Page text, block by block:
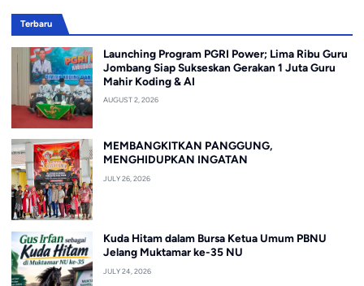
Terbaru
Launching Program PGRI Power; Lima Ribu Guru
Jombang Siap Sukseskan Gerakan 1 Juta Guru
Mahir Koding & AI
AUGUST 2, 2026
MEMBANGKITKAN PANGGUNG,
MENGHIDUPKAN INGATAN
JULY 26, 2026
Kuda Hitam dalam Bursa Ketua Umum PBNU
Jelang Muktamar ke-35 NU
JULY 24, 2026